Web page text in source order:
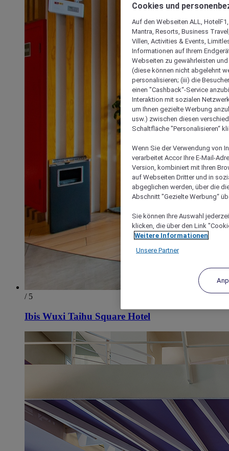
/ 5
Ibis Wuxi Taihu Square Hotel
Cookies und
Auf den Webseiten ALL,
Mantra, Resorts, Business
Villen, Activities & Events,
Informationen auf Ihrem
Webseiten zu gewährleisten
(diese können nicht abgelehnt
personalisieren; (iii) die
einen "Cashback“-Service
Interaktion mit sozialen
um Ihnen gezielte Werbung
usw.) zwischen diesen
Schaltfläche "Personalisieren“
Wenn Sie der Verwendung von
verarbeitet Accor Ihre E-Mail-
Version, kombiniert mit Ihren
auf Webseiten Dritter und in
abgeglichen werden, über die
Abschnitt "Gezielte Werbung“
Sie können Ihre Auswahl
klicken, die über den Link
Weitere Informationen
Unsere Partner